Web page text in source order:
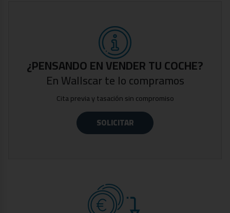
-Cámara trasera y sensores de aparcamiento
-Asientos calefactables y con ajuste eléctrico
-Climatizador de tres zonas
-Front Assist
-Detección de peatones
-Sistema de mantenimiento en carril
-Detección de remolque
-Cortinillas en ventanillas traseras
Vehículo certificado por técnico especializado,
acreditando la ausencia de daños estructurales y su
¿PENSANDO EN VENDER TU COCHE?
En Wallscar te lo compramos
Cita previa y tasación sin compromiso
SOLICITAR